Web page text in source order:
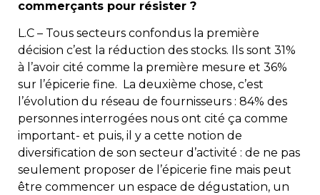
commerçants pour résister ?
L.C – Tous secteurs confondus la première
décision c’est la réduction des stocks. Ils sont 31%
à l’avoir cité comme la première mesure et 36%
sur l’épicerie fine. La deuxième chose, c’est
l’évolution du réseau de fournisseurs : 84% des
personnes interrogées nous ont cité ça comme
important- et puis, il y a cette notion de
diversification de son secteur d’activité : de ne pas
seulement proposer de l’épicerie fine mais peut
être commencer un espace de dégustation, un